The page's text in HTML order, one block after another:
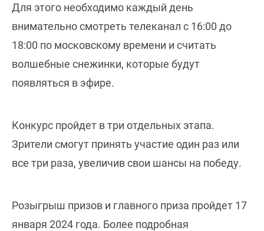
Для этого необходимо каждый день
внимательно смотреть телеканал с 16:00 до
18:00 по московскому времени и считать
волшебные снежинки, которые будут
появляться в эфире.
Конкурс пройдет в три отдельных этапа.
Зрители смогут принять участие один раз или
все три раза, увеличив свои шансы на победу.
Розыгрыш призов и главного приза пройдет 17
января 2024 года. Более подробная